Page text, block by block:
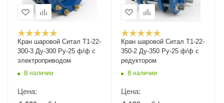
Кран шаровой Cитал T1-22-
300-3 Ду-300 Ру-25 ф/ф с
электроприводом
В наличии
Цена:
Кран шаровой Cитал T1-22-
350-2 Ду-350 Ру-25 ф/ф с
редуктором
В наличии
Цена: